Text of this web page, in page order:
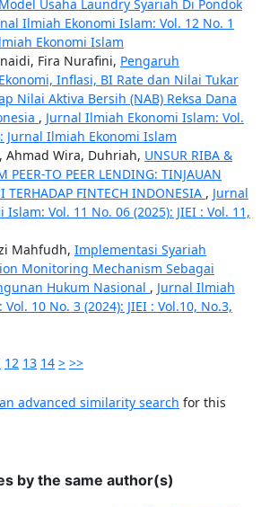
Usaha Laundry Syariah Di Pondok
Ilmiah Ekonomi Islam: Vol. 12 No. 1
Ekonomi Islam
Fira Nurafini, Pengaruh
Inflasi, BI Rate dan Nilai Tukar
Nilai Aktiva Bersih (NAB) Reksa Dana
, Jurnal Ilmiah Ekonomi Islam: Vol.
Jurnal Ilmiah Ekonomi Islam
Ahmad Wira, Duhriah, UNSUR RIBA &
PEER-TO PEER LENDING: TINJAUAN
TERHADAP FINTECH INDONESIA , Jurnal
Vol. 11 No. 06 (2025): JIEI : Vol. 11,
Mahfudh, Implementasi Syariah
Monitoring Mechanism Sebagai
Hukum Nasional , Jurnal Ilmiah
10 No. 3 (2024): JIEI : Vol.10, No.3,
12 13 14 > >>
advanced similarity search for this
by the same author(s)